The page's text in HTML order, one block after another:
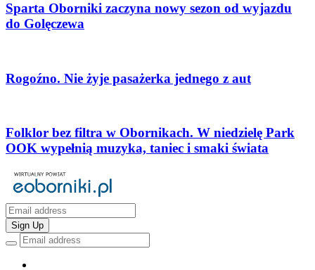
Sparta Oborniki zaczyna nowy sezon od wyjazdu
do Golęczewa
Rogoźno. Nie żyje pasażerka jednego z aut
Folklor bez filtra w Obornikach. W niedzielę Park
OOK wypełnią muzyka, taniec i smaki świata
Sign Up